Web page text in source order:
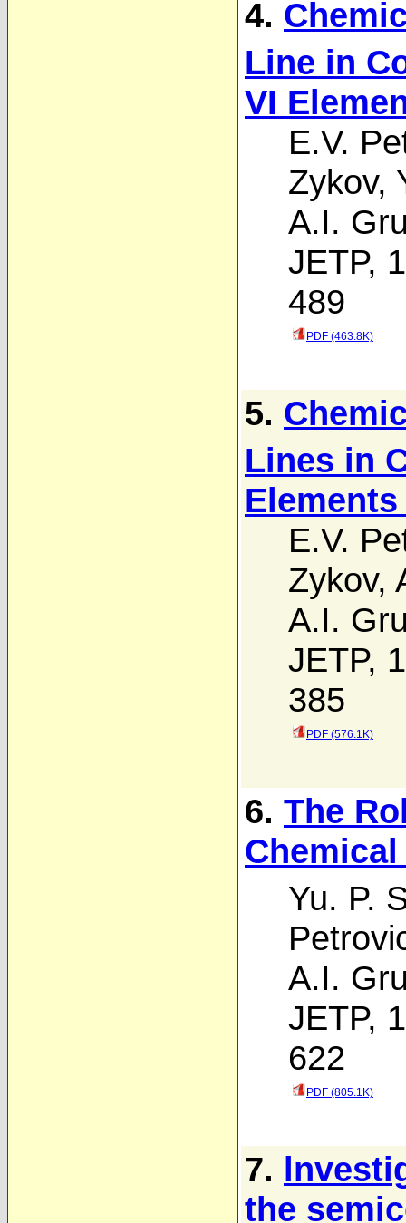
4.
Line in
VI
E.V.
Zykov,
A.I.
JETP,
489
PDF (463.8K)
5.
Lines in
E.V.
Zykov,
A.I.
JETP,
385
PDF (576.1K)
6. The
Yu. P.
A.I.
JETP,
622
PDF (805.1K)
7.
the